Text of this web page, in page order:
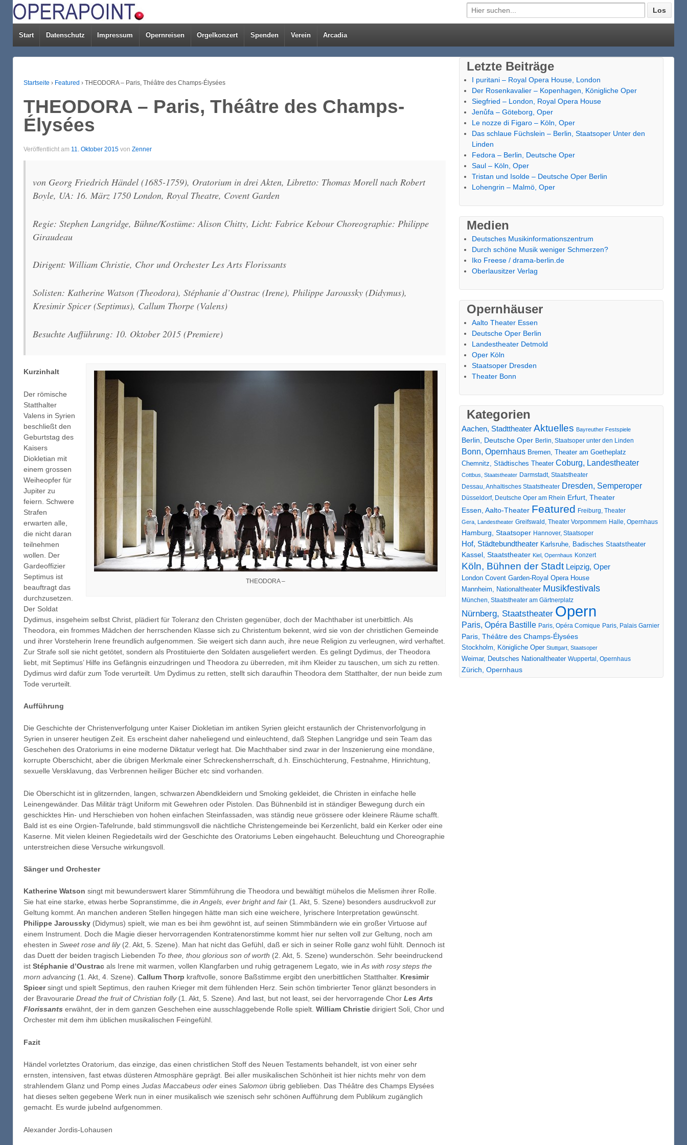
Start Datenschutz Impressum Opernreisen Orgelkonzert Spenden Verein Arcadia
Startseite › Featured › THEODORA – Paris, Théâtre des Champs-Élysées
THEODORA – Paris, Théâtre des Champs-
Élysées
Veröffentlicht am 11. Oktober 2015 von Zenner
von Georg Friedrich Händel (1685-1759), Oratorium in drei Akten, Libretto: Thomas Morell nach Robert
Boyle, UA: 16. März 1750 London, Royal Theatre, Covent Garden
Regie: Stephen Langridge, Bühne/Kostüme: Alison Chitty, Licht: Fabrice Kebour Choreographie: Philippe
Giraudeau
Dirigent: William Christie, Chor und OrchesterLes Arts Florissants
Solisten: Katherine Watson (Theodora), Stéphanie d’Oustrac (Irene), Philippe Jaroussky (Didymus),
Kresimir Spicer (Septimus), Callum Thorpe (Valens)
Besuchte Aufführung: 10. Oktober 2015 (Premiere)
THEODORA –
Kurzinhalt
Der römische
Statthalter
Valens in Syrien
beschließt den
Geburtstag des
Kaisers
Diokletian mit
einem grossen
Weiheopfer für
Jupiter zu
feiern. Schwere
Strafen
erwarten alle,
die nicht daran
teilnehmen
wollen. Der
Gardeoffizier
Septimus ist
beauftragt das
durchzusetzen.
Der Soldat
Dydimus, insgeheim selbst Christ, plädiert für Toleranz den Christen gegenüber, doch der Machthaber ist unerbittlich. Als
Theodora, ein frommes Mädchen der herrschenden Klasse sich zu Christentum bekennt, wird sie von der christlichen Gemeinde
und ihrer Vorsteherin Irene freundlich aufgenommen. Sie weigert sich dann auch, ihre neue Religion zu verleugnen, wird verhaftet.
Zur Strafe soll sie nicht getötet, sondern als Prostituierte den Soldaten ausgeliefert werden. Es gelingt Dydimus, der Theodora
liebt, mit Septimus’ Hilfe ins Gefängnis einzudringen und Theodora zu überreden, mit ihm Kleider zu tauschen, um sich zu retten.
Dydimus wird dafür zum Tode verurteilt. Um Dydimus zu retten, stellt sich daraufhin Theodora dem Statthalter, der nun beide zum
Tode verurteilt.
Aufführung
Die Geschichte der Christenverfolgung unter Kaiser Diokletian im antiken Syrien gleicht erstaunlich der Christenvorfolgung in
Syrien in unserer heutigen Zeit. Es erscheint daher naheliegend und einleuchtend, daß Stephen Langridge und sein Team das
Geschehen des Oratoriums in eine moderne Diktatur verlegt hat. Die Machthaber sind zwar in der Inszenierung eine mondäne,
korrupte Oberschicht, aber die übrigen Merkmale einer Schreckensherrschaft, d.h. Einschüchterung, Festnahme, Hinrichtung,
sexuelle Versklavung, das Verbrennen heiliger Bücher etc sind vorhanden.
Die Oberschicht ist in glitzernden, langen, schwarzen Abendkleidern und Smoking gekleidet, die Christen in einfache helle
Leinengewänder. Das Militär trägt Uniform mit Gewehren oder Pistolen. Das Bühnenbild ist in ständiger Bewegung durch ein
geschicktes Hin- und Herschieben von hohen einfachen Steinfassaden, was ständig neue grössere oder kleinere Räume schafft.
Bald ist es eine Orgien-Tafelrunde, bald stimmungsvoll die nächtliche Christengemeinde bei Kerzenlicht, bald ein Kerker oder eine
Kaserne. Mit vielen kleinen Regiedetails wird der Geschichte des Oratoriums Leben eingehaucht. Beleuchtung und Choreographie
unterstreichen diese Versuche wirkungsvoll.
Sänger und Orchester
Katherine Watson singt mit bewunderswert klarer Stimmführung die Theodora und bewältigt mühelos die Melismen ihrer Rolle.
Sie hat eine starke, etwas herbe Sopranstimme, die in Angels, ever bright and fair (1. Akt, 5. Szene) besonders ausdruckvoll zur
Geltung kommt. An manchen anderen Stellen hingegen hätte man sich eine weichere, lyrischere Interpretation gewünscht.
Philippe Jaroussky (Didymus) spielt, wie man es bei ihm gewöhnt ist, auf seinen Stimmbändern wie ein großer Virtuose auf
einem Instrument. Doch die Magie dieser hervorragenden Kontratenorstimme kommt hier nur selten voll zur Geltung, noch am
ehesten in Sweet rose and lily (2. Akt, 5. Szene). Man hat nicht das Gefühl, daß er sich in seiner Rolle ganz wohl fühlt. Dennoch ist
das Duett der beiden tragisch Liebenden To thee, thou glorious son of worth (2. Akt, 5. Szene) wunderschön. Sehr beeindruckend
ist Stéphanie d’Oustrac als Irene mit warmen, vollen Klangfarben und ruhig getragenem Legato, wie inAs with rosy steps the
morn advancing (1. Akt, 4. Szene). Callum Thorp kraftvolle, sonore Baßstimme ergibt den unerbittlichen Statthalter. Kresimir
Spicersingt und spielt Septimus, den rauhen Krieger mit dem fühlenden Herz. Sein schön timbrierter Tenor glänzt besonders in
der Bravourarie Dread the fruit of Christian folly(1. Akt, 5. Szene). And last, but not least, sei der hervorragende Chor Les Arts
Florissants erwähnt, der in dem ganzen Geschehen eine ausschlaggebende Rolle spielt. William Christie dirigiert Soli, Chor und
Orchester mit dem ihm üblichen musikalischen Feingefühl.
Fazit
Händel vorletztes Oratorium, das einzige, das einen christlichen Stoff des Neuen Testaments behandelt, ist von einer sehr
ernsten, intensiven, fast etwas düsteren Atmosphäre geprägt. Bei aller musikalischen Schönheit ist hier nichts mehr von dem
strahlendem Glanz und Pomp eines Judas Maccabeus oder eines Salomon übrig geblieben. Das Théâtre des Champs Elysées
hat dieses selten gegebene Werk nun in einer musikalisch wie szenisch sehr schönen Aufführung dem Publikum zugänglich
gemacht. Es wurde jubelnd aufgenommen.
Alexander Jordis-Lohausen
Letzte Beiträge
I puritani – Royal Opera House, London
Der Rosenkavalier – Kopenhagen, Königliche Oper
Siegfried – London, Royal Opera House
Jenůfa – Göteborg, Oper
Le nozze di Figaro – Köln, Oper
Das schlaue Füchslein – Berlin, Staatsoper Unter den
Linden
Fedora – Berlin, Deutsche Oper
Saul – Köln, Oper
Tristan und Isolde – Deutsche Oper Berlin
Lohengrin – Malmö, Oper
Medien
Deutsches Musikinformationszentrum
Durch schöne Musik weniger Schmerzen?
Iko Freese / drama-berlin.de
Oberlausitzer Verlag
Opernhäuser
Aalto Theater Essen
Deutsche Oper Berlin
Landestheater Detmold
Oper Köln
Staatsoper Dresden
Theater Bonn
Kategorien
Aachen, Stadttheater Aktuelles Bayreuther Festspiele
Berlin, Deutsche Oper Berlin, Staatsoper unter den Linden
Bonn, Opernhaus Bremen, Theater am Goetheplatz
Chemnitz, Städtisches Theater Coburg, Landestheater
Cottbus, Staatstheater Darmstadt, Staatstheater
Dessau, Anhaltisches Staatstheater Dresden, Semperoper
Düsseldorf, Deutsche Oper am Rhein Erfurt, Theater
Essen, Aalto-Theater Featured Freiburg, Theater
Gera, Landestheater Greifswald, Theater Vorpommern Halle, Opernhaus
Hamburg, Staatsoper Hannover, Staatsoper
Hof, Städtebundtheater Karlsruhe, Badisches Staatstheater
Kassel, Staatstheater Kiel, Opernhaus Konzert
Köln, Bühnen der Stadt Leipzig, Oper
London Covent Garden-Royal Opera House
Mannheim, Nationaltheater Musikfestivals
München, Staatstheater am Gärtnerplatz
Nürnberg, Staatstheater Opern
Paris, Opéra Bastille Paris, Opéra Comique Paris, Palais Garnier
Paris, Théâtre des Champs-Élysées
Stockholm, Königliche Oper Stuttgart, Staatsoper
Weimar, Deutsches Nationaltheater Wuppertal, Opernhaus
Zürich, Opernhaus